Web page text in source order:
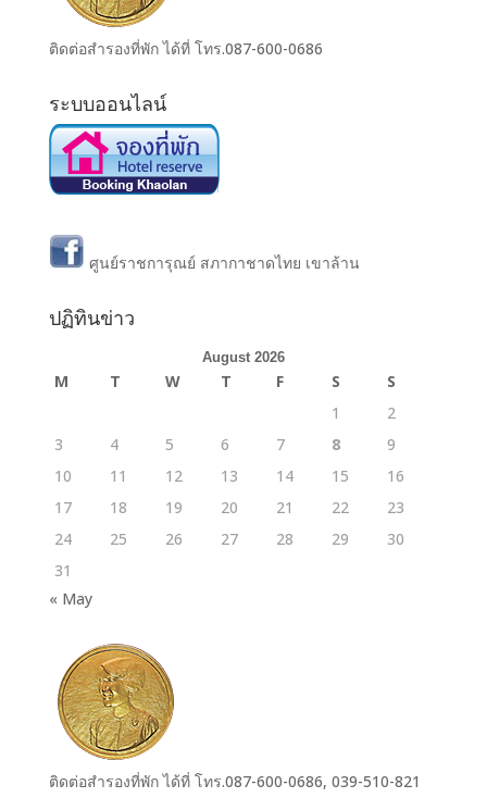
ติดต่อสำรองที่พัก ได้ที่ โทร.087-600-0686
ระบบออนไลน์
ศูนย์ราชการุณย์ สภากาชาดไทย เขาล้าน
ปฏิทินข่าว
August 2026
M T W T F S
S
1
2
3
4 5 6 7 8
9
10
11 12 13 14 15
16
17
18 19 20 21 22
23
24
25 26 27 28 29
30
31
« May
ติดต่อสำรองที่พัก ได้ที่ โทร.087-600-0686, 039-510-821